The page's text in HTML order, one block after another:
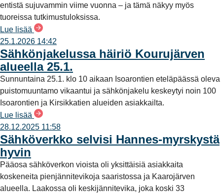
entistä sujuvammin viime vuonna – ja tämä näkyy myös
tuoreissa tutkimustuloksissa.
Lue lisää
25.1.2026 14:42
Sähkönjakelussa häiriö Kourujärven
alueella 25.1.
Sunnuntaina 25.1. klo 10 aikaan Isoarontien eteläpäässä oleva
puistomuuntamo vikaantui ja sähkönjakelu keskeytyi noin 100
Isoarontien ja Kirsikkatien alueiden asiakkailta.
Lue lisää
28.12.2025 11:58
Sähköverkko selvisi Hannes-myrskystä
hyvin
Pääosa sähköverkon vioista oli yksittäisiä asiakkaita
koskeneita pienjännitevikoja saaristossa ja Kaarojärven
alueella. Laakossa oli keskijännitevika, joka koski 33